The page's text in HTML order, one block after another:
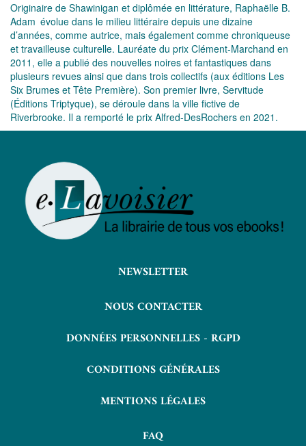
Originaire de Shawinigan et diplômée en littérature, Raphaëlle B.
Adam évolue dans le milieu littéraire depuis une dizaine
d’années, comme autrice, mais également comme chroniqueuse
et travailleuse culturelle. Lauréate du prix Clément-Marchand en
2011, elle a publié des nouvelles noires et fantastiques dans
plusieurs revues ainsi que dans trois collectifs (aux éditions Les
Six Brumes et Tête Première). Son premier livre, Servitude
(Éditions Triptyque), se déroule dans la ville fictive de
Riverbrooke. Il a remporté le prix Alfred-DesRochers en 2021.
NEWSLETTER
NOUS CONTACTER
DONNÉES PERSONNELLES - RGPD
CONDITIONS GÉNÉRALES
MENTIONS LÉGALES
FAQ